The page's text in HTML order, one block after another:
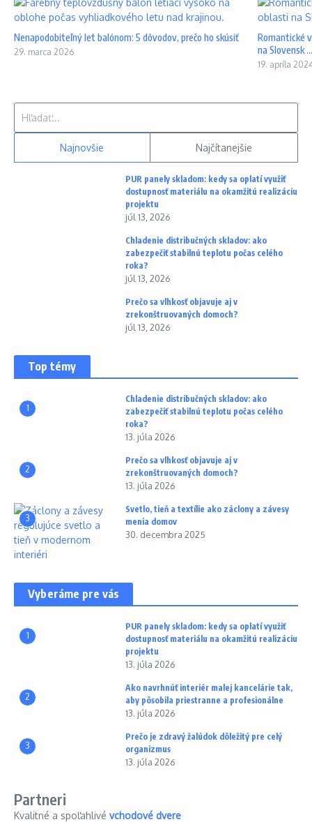
Nenapodobiteľný let balónom: 5 dôvodov, prečo ho skúsiť
29. marca 2026
Romantické
na Slovensk ...
19. apríla
Najnovšie Najčítanejšie
PUR panely skladom: kedy sa oplatí využiť
dostupnosť materiálu na okamžitú realizáciu
projektu
júl 13, 2026
Chladenie distribučných skladov: ako
zabezpečiť stabilnú teplotu počas celého
roka?
júl 13, 2026
Prečo sa vlhkosť objavuje aj v
zrekonštruovaných domoch?
júl 13, 2026
Top témy
1
Chladenie distribučných skladov: ako
zabezpečiť stabilnú teplotu počas celého
roka?
13. júla 2026
2
Prečo sa vlhkosť objavuje aj v
zrekonštruovaných domoch?
13. júla 2026
3
Svetlo, tieň a textílie ako záclony a závesy
menia domov
30. decembra 2025
Vyberáme pre vás
1
PUR panely skladom: kedy sa oplatí využiť
dostupnosť materiálu na okamžitú realizáciu
projektu
13. júla 2026
2
Ako navrhnúť interiér malej kancelárie tak,
aby pôsobila priestranne a profesionálne
13. júla 2026
3
Prečo je zdravý žalúdok dôležitý pre celý
organizmus
13. júla 2026
Partneri
Kvalitné a spoľahlivé vchodové dvere